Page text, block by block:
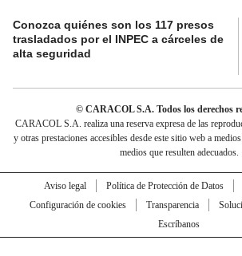
Conozca quiénes son los 117 presos
trasladados por el INPEC a cárceles de
alta seguridad
© CARACOL S.A. Todos los derechos
CARACOL S.A. realiza una reserva expresa de las
y otras prestaciones accesibles desde este sitio web a
medios que resulten adecuados.
Aviso legal Política de Protección de Datos
Configuración de cookies
Transparencia
Escríbanos